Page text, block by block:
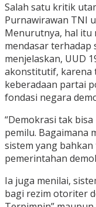
Salah satu kritik
Purnawirawan TNI
Menurutnya, hal itu
mendasar
menjelaskan, UUD
akonstitutif, karena
keberadaan partai
fondasi negara
“Demokrasi tak
pemilu. Bagaimana
sistem yang
pemerintahan
Ia juga menilai,
bagi rezim otoriter